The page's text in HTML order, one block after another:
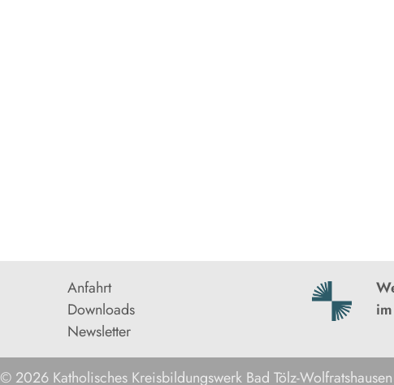
Anfahrt
Downloads
Newsletter
© 2026 Katholisches Kreisbildungswerk Bad Tölz-